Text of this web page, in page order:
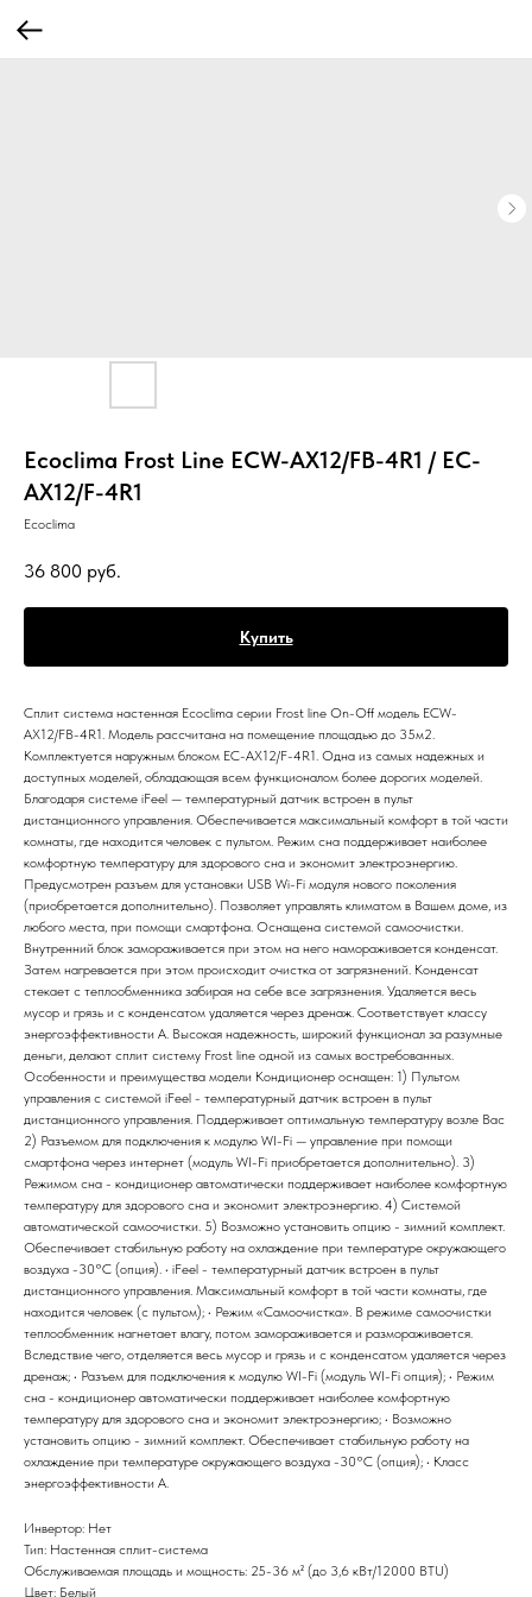
Ecoclima Frost Line ECW-AX12/FB-4R1 / EC-
AX12/F-4R1
Ecoclima
36 800 руб.
Купить
Сплит система настенная Ecoclima серии Frost line On-Off модель ECW-
AX12/FB-4R1. Модель рассчитана на помещение площадью до 35м2.
Комплектуется наружным блоком EC-AX12/F-4R1. Одна из самых надежных и
доступных моделей, обладающая всем функционалом более дорогих моделей.
Благодаря системе iFeel — температурный датчик встроен в пульт
дистанционного управления. Обеспечивается максимальный комфорт в той части
комнаты, где находится человек с пультом. Режим сна поддерживает наиболее
комфортную температуру для здорового сна и экономит электроэнергию.
Предусмотрен разъем для установки USB Wi-Fi модуля нового поколения
(приобретается дополнительно). Позволяет управлять климатом в Вашем доме, из
любого места, при помощи смартфона. Оснащена системой самоочистки.
Внутренний блок замораживается при этом на него намораживается конденсат.
Затем нагревается при этом происходит очистка от загрязнений. Конденсат
стекает с теплообменника забирая на себе все загрязнения. Удаляется весь
мусор и грязь и с конденсатом удаляется через дренаж. Соответствует классу
энергоэффективности A. Высокая надежность, широкий функционал за разумные
деньги, делают сплит систему Frost line одной из самых востребованных.
Особенности и преимущества модели Кондиционер оснащен: 1) Пультом
управления с системой iFeel - температурный датчик встроен в пульт
дистанционного управления. Поддерживает оптимальную температуру возле Вас
2) Разъемом для подключения к модулю WI-Fi — управление при помощи
смартфона через интернет (модуль WI-Fi приобретается дополнительно). 3)
Режимом сна - кондиционер автоматически поддерживает наиболее комфортную
температуру для здорового сна и экономит электроэнергию. 4) Системой
автоматической самоочистки. 5) Возможно установить опцию - зимний комплект.
Обеспечивает стабильную работу на охлаждение при температуре окружающего
воздуха -30°С (опция). • iFeel - температурный датчик встроен в пульт
дистанционного управления. Максимальный комфорт в той части комнаты, где
находится человек (c пультом); • Режим «Самоочистка». В режиме самоочистки
теплообменник нагнетает влагу, потом замораживается и размораживается.
Вследствие чего, отделяется весь мусор и грязь и с конденсатом удаляется через
дренаж; • Разъем для подключения к модулю WI-Fi (модуль WI-Fi опция); • Режим
сна - кондиционер автоматически поддерживает наиболее комфортную
температуру для здорового сна и экономит электроэнергию; • Возможно
установить опцию - зимний комплект. Обеспечивает стабильную работу на
охлаждение при температуре окружающего воздуха -30°С (опция); • Класс
энергоэффективности A.
Инвертор: Нет
Тип: Настенная сплит-система
Обслуживаемая площадь и мощность: 25-36 м² (до 3,6 кВт/12000 BTU)
Цвет: Белый